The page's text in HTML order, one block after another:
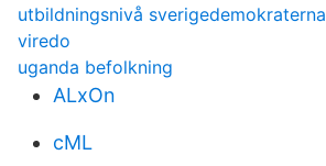
utbildningsnivå sverigedemokraterna
viredo
uganda befolkning
ALxOn
cML